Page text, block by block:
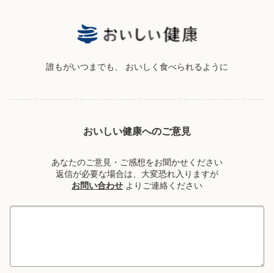
誰もがいつまでも、 おいしく食べられるように
おいしい健康へのご意見
あなたのご意見・ご感想をお聞かせください
返信が必要な場合は、大変恐れ入りますが
お問い合わせ よりご連絡ください